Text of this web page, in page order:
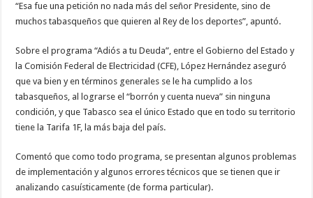
“Esa fue una petición no nada más del señor Presidente, sino de
muchos tabasqueños que quieren al Rey de los deportes”, apuntó.
Sobre el programa “Adiós a tu Deuda”, entre el Gobierno del Estado y
la Comisión Federal de Electricidad (CFE), López Hernández aseguró
que va bien y en términos generales se le ha cumplido a los
tabasqueños, al lograrse el “borrón y cuenta nueva” sin ninguna
condición, y que Tabasco sea el único Estado que en todo su territorio
tiene la Tarifa 1F, la más baja del país.
Comentó que como todo programa, se presentan algunos problemas
de implementación y algunos errores técnicos que se tienen que ir
analizando casuísticamente (de forma particular).